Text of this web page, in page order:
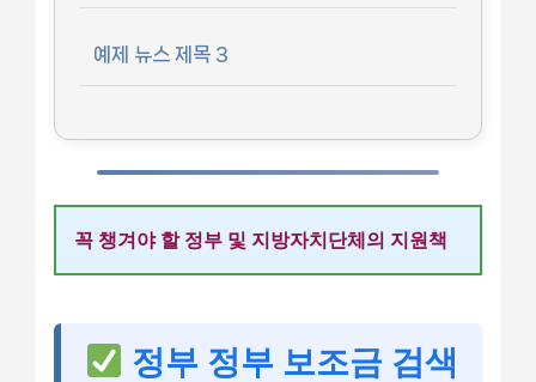
예제 뉴스 제목 3
꼭 챙겨야 할 정부 및 지방자치단체의 지원책
정부 정부 보조금 검색